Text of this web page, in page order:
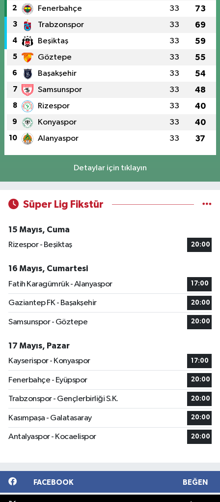
2 Fenerbahçe 33 73
3 Trabzonspor 33 69
4 Beşiktaş 33 59
5 Göztepe 33 55
6 Başakşehir 33 54
7 Samsunspor 33 48
8 Rizespor 33 40
9 Konyaspor 33 40
10 Alanyaspor 33 37
Detaylar için tıklayın
Süper Lig Fikstür
15 Mayıs, Cuma
Rizespor - Beşiktaş
20:00
16 Mayıs, Cumartesi
Fatih Karagümrük - Alanyaspor
17:00
Gaziantep FK - Başakşehir 20:00
Samsunspor - Göztepe 20:00
17 Mayıs, Pazar
Kayserispor - Konyaspor
17:00
Fenerbahçe - Eyüpspor 20:00
Trabzonspor - Gençlerbirliği S.K. 20:00
Kasımpaşa - Galatasaray 20:00
Antalyaspor - Kocaelispor 20:00
FACEBOOK BEĞEN